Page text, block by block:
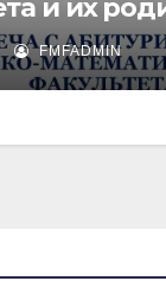
и их
FMFADMIN